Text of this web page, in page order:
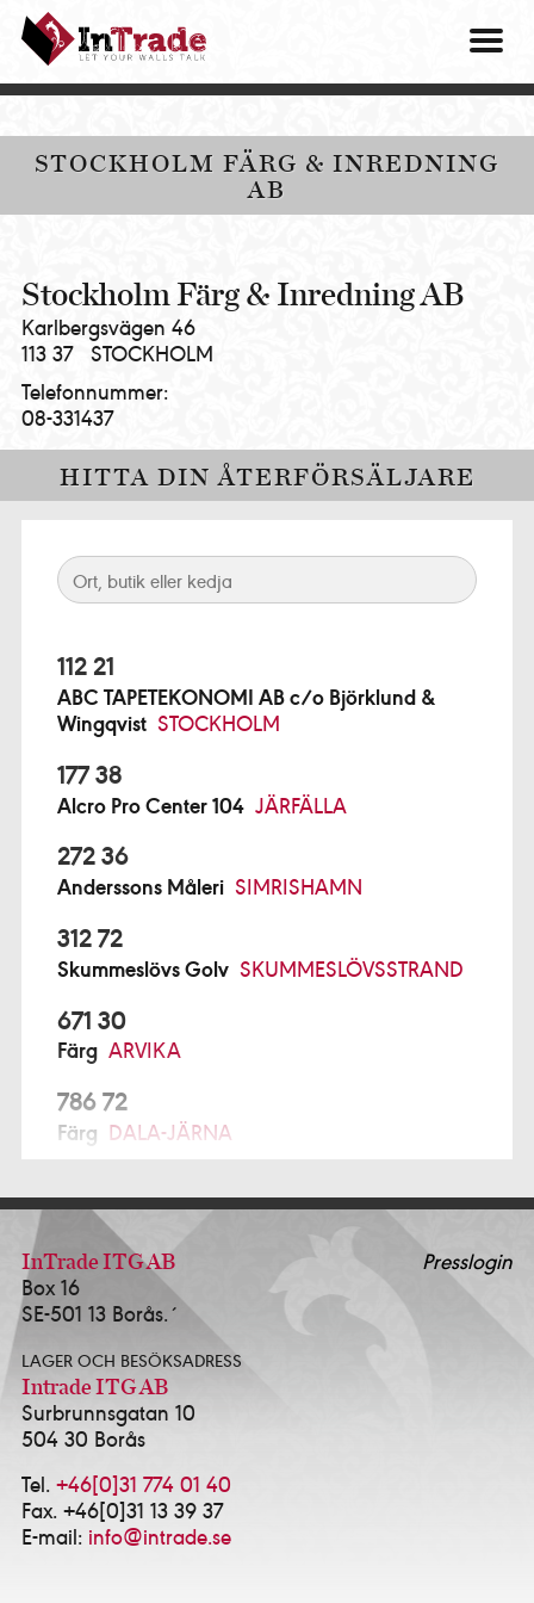
Intrade
ITG
AB
|
your
wallsSTOCKHOLM FÄRG & INREDNING
AB
Stockholm Färg & Inredning AB
Karlbergsvägen 46
113 37
STOCKHOLM
Telefonnummer:
08-331437
HITTA DIN ÅTERFÖRSÄLJARE
112 21
ABC TAPETEKONOMI AB c/o Björklund &
Wingqvist STOCKHOLM
177 38
Alcro Pro Center 104 JÄRFÄLLA
272 36
Anderssons Måleri SIMRISHAMN
312 72
Skummeslövs Golv SKUMMESLÖVSSTRAND
671 30
Färg ARVIKA
786 72
Färg DALA-JÄRNA
Prochroma AB Alcro Studio FALUN
ALFTA
Ekmans Hem & Färg
ALINGSÅS
K-Försäljning AB - Alcro Färg & Tapet Alingsås
0322-10114
Happy Homes / Färgtrend Alingsås AB
17381
Idé & Design Alingsås AB
ALVESTA
InTrade ITG AB
Box 16
SE-501 13 Borås.´
LAGER OCH BESÖKSADRESS
Intrade ITG AB
Surbrunnsgatan 10
504 30 Borås
Tel. +46[0]31 774 01 40
Fax. +46[0]31 13 39 37
E-mail: info@intrade.se
Presslogin
OM
VÅRA
HITTA